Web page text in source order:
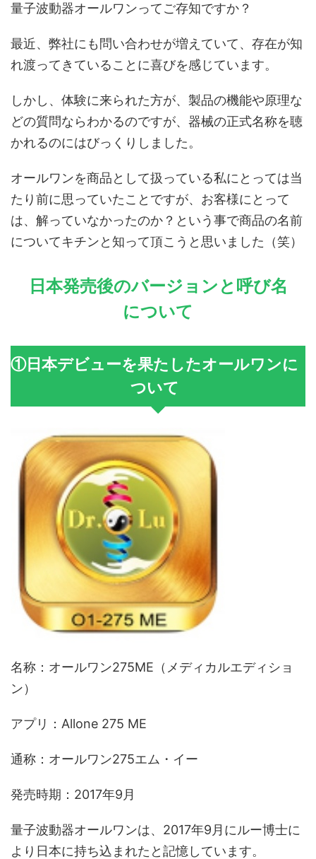
量子波動器オールワンってご存知ですか？
最近、弊社にも問い合わせが増えていて、存在が知
れ渡ってきていることに喜びを感じています。
しかし、体験に来られた方が、製品の機能や原理な
どの質問ならわかるのですが、器械の正式名称を聴
かれるのにはびっくりしました。
オールワンを商品として扱っている私にとっては当
たり前に思っていたことですが、お客様にとって
は、解っていなかったのか？という事で商品の名前
についてキチンと知って頂こうと思いました（笑）
日本発売後のバージョンと呼び名
について
①日本デビューを果たしたオールワンに
ついて
名称：オールワン275ME（メディカルエディショ
ン）
アプリ：Allone 275 ME
通称：オールワン275エム・イー
発売時期：2017年9月
量子波動器オールワンは、2017年9月にルー博士に
より日本に持ち込まれたと記憶しています。